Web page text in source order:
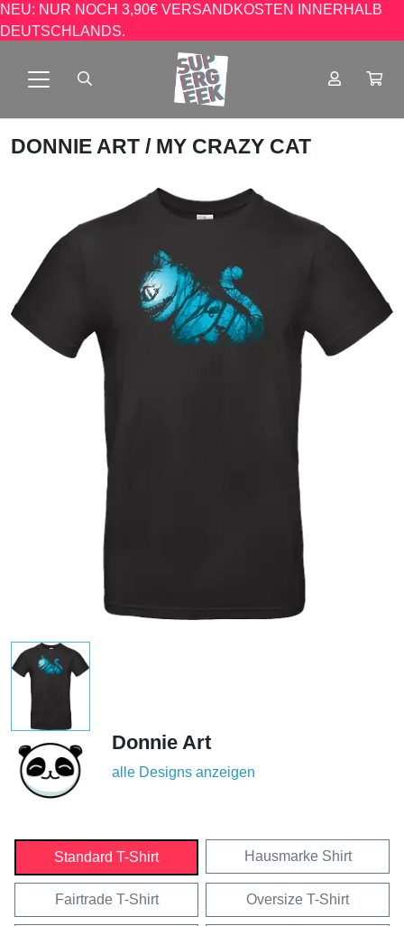
NEU: NUR NOCH 3,90€ VERSANDKOSTEN INNERHALB
DEUTSCHLANDS.
DONNIE ART / MY CRAZY CAT
Donnie Art
alle Designs anzeigen
Standard T-Shirt Hausmarke Shirt
Fairtrade T-Shirt Oversize T-Shirt